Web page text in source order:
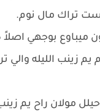
تراك مال نوم.
بوجهي اصلاً
والي تريدينه يجرالج
مولان راح يم